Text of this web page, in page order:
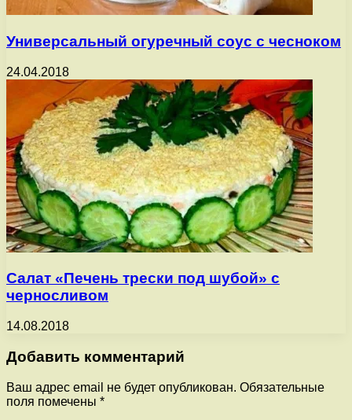
Универсальный огуречный соус с чесноком
24.04.2018
Салат «Печень трески под шубой» с
черносливом
14.08.2018
Добавить комментарий
Ваш адрес email не будет опубликован. Обязательные
поля помечены *